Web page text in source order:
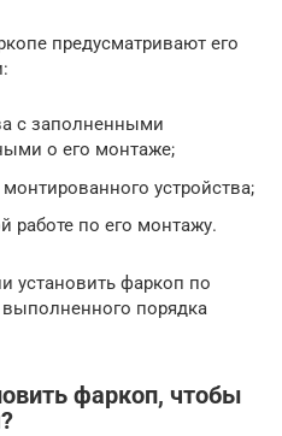
предусматривают его
с заполненными
о его монтаже;
устройства;
работе по его монтажу.
установить фаркоп по
порядка
фаркоп, чтобы